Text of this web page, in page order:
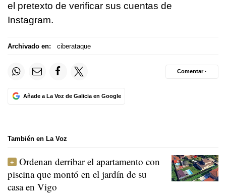
el pretexto de verificar sus cuentas de
Instagram.
Archivado en: ciberataque
Añade a La Voz de Galicia en Google
Comentar ·
También en La Voz
Ordenan derribar el apartamento con
piscina que montó en el jardín de su
casa en Vigo